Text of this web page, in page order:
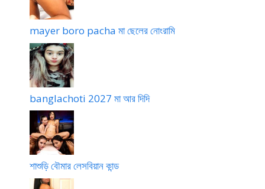
mayer boro pacha মা ছেলের নোংরামি
banglachoti 2027 মা আর দিদি
শাশুড়ি বৌমার লেসবিয়ান কান্ড